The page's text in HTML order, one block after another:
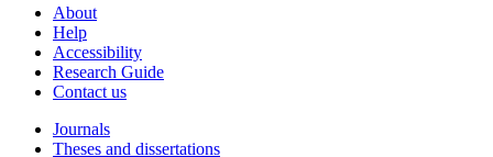
About
Help
Accessibility
Research Guide
Contact us
Journals
Theses and dissertations